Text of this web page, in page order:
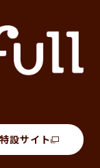
設サイト